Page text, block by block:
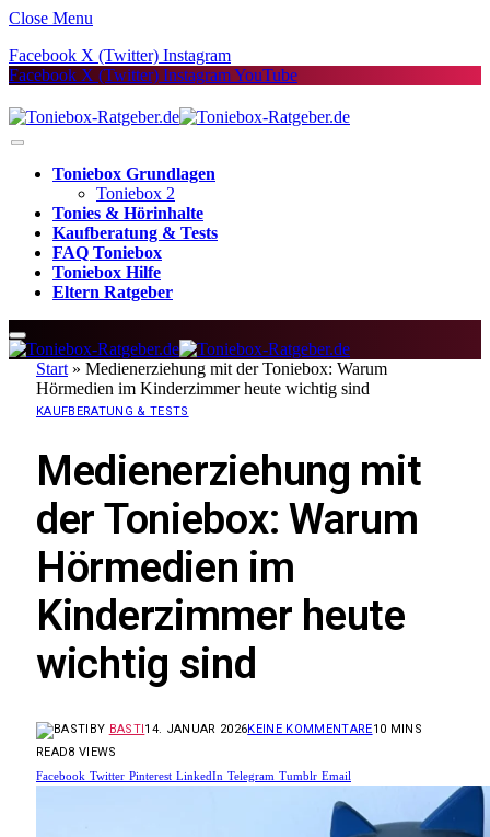
Close Menu
Facebook X (Twitter) Instagram
Facebook X (Twitter) InstagramYouTube
Toniebox Grundlagen
Toniebox 2
Tonies & Hörinhalte
Kaufberatung & Tests
FAQ Toniebox
Toniebox Hilfe
Eltern Ratgeber
Start » Medienerziehung mit der Toniebox: Warum
Hörmedien im Kinderzimmer heute wichtig sind
KAUFBERATUNG & TESTS
Medienerziehung mit
der Toniebox: Warum
Hörmedien im
Kinderzimmer heute
wichtig sind
BY BASTI14. JANUAR 2026KEINE KOMMENTARE10 MINS
READ8 VIEWS
Facebook Twitter Pinterest LinkedIn Telegram Tumblr Email